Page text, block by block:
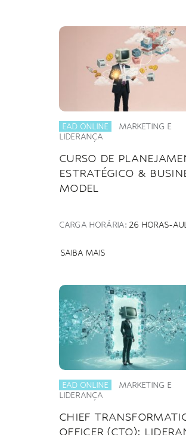
EAD ONLINE
MARKETING E
LIDERANÇA
CURSO DE
ESTRATÉGICO &
MODEL
CARGA HORÁRIA: 26 HORAS-
SAIBA MAIS
EAD ONLINE
MARKETING E
LIDERANÇA
CHIEF
OFFICER (CTO):